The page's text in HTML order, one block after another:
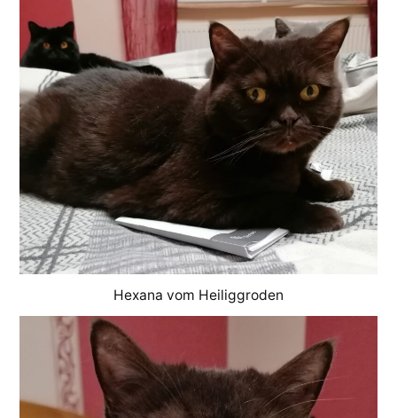
Hexana vom Heiliggroden